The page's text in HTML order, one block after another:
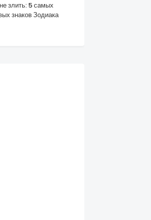
злить: 5 самых
знаков Зодиака